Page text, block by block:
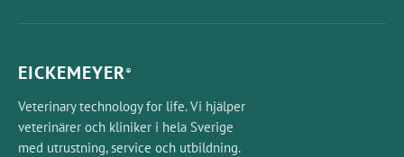
EICKEMEYER®
Veterinary technology for life. Vi hjälper
veterinärer och kliniker i hela Sverige
med utrustning, service och utbildning.